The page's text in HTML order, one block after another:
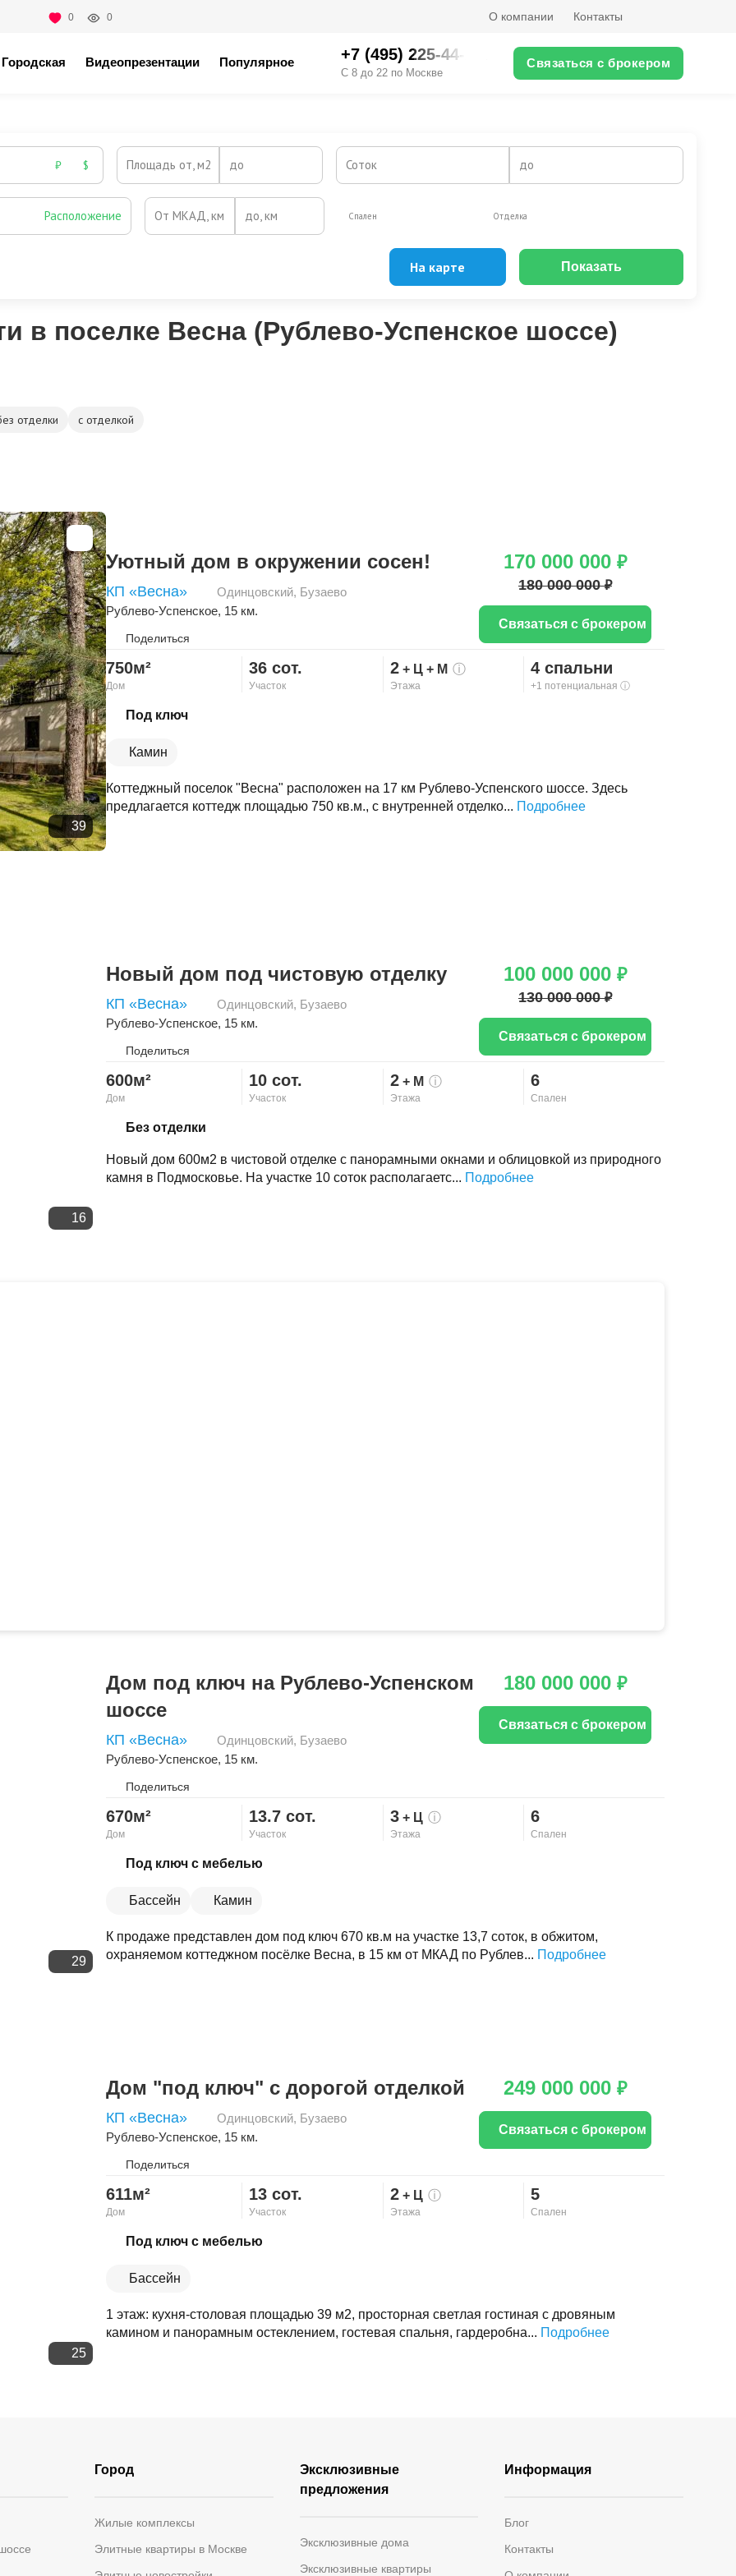
0 0 О компании Контакты
Городская Видеопрезентации Популярное +7 (495) 225-44-XX
С 8 до 22 по Москве
Связаться с брокером
₽ $ Площадь от, м2 до Соток до
Расположение От МКАД, км до, км Спален Отделка
На карте Показать
в поселке Весна (Рублево-Успенское шоссе)
отделки с отделкой
39
Уютный дом в окружении сосен!
КП «Весна» Одинцовский, Бузаево
Рублево-Успенское, 15 км.
Поделиться
750м²
Дом
36 сот.
Участок
2+ Ц+ М ⓘ
Этажа
4 спальни
+1 потенциальнаяⓘ
Под ключ
Камин
Коттеджный поселок "Весна" расположен на 17 км Рублево-Успенского шоссе. Здесь
предлагается коттедж площадью 750 кв.м., с внутренней отделко... Подробнее
170 000 000 ₽
180 000 000 ₽
Связаться с брокером
16
Новый дом под чистовую отделку
КП «Весна» Одинцовский, Бузаево
Рублево-Успенское, 15 км.
Поделиться
600м²
Дом
10 сот.
Участок
2+ М ⓘ
Этажа
6
Спален
Без отделки
Новый дом 600м2 в чистовой отделке с панорамными окнами и облицовкой из природного
камня в Подмосковье. На участке 10 соток располагаетс... Подробнее
100 000 000 ₽
130 000 000 ₽
Связаться с брокером
29
Дом под ключ на Рублево-Успенском
шоссе
КП «Весна» Одинцовский, Бузаево
Рублево-Успенское, 15 км.
Поделиться
Скопировать ссылку
670м²
Дом
13.7 сот.
Участок
3+ Ц ⓘ
Этажа
6
Спален
Под ключ с мебелью
Бассейн Камин
К продаже представлен дом под ключ 670 кв.м на участке 13,7 соток, в обжитом,
охраняемом коттеджном посёлке Весна, в 15 км от МКАД по Рублев... Подробнее
180 000 000 ₽
Связаться с брокером
25
Дом "под ключ" с дорогой отделкой
КП «Весна» Одинцовский, Бузаево
Рублево-Успенское, 15 км.
Поделиться
Скопировать ссылку
611м²
Дом
13 сот.
Участок
2+ Ц ⓘ
Этажа
5
Спален
Под ключ с мебелью
Бассейн
1 этаж: кухня-столовая площадью 39 м2, просторная светлая гостиная с дровяным
камином и панорамным остеклением, гостевая спальня, гардеробна... Подробнее
249 000 000 ₽
Связаться с брокером
Город
Жилые комплексы
Элитные квартиры в Москве
Эксклюзивные
предложения
Эксклюзивные дома
Эксклюзивные квартиры
Информация
Блог
Контакты